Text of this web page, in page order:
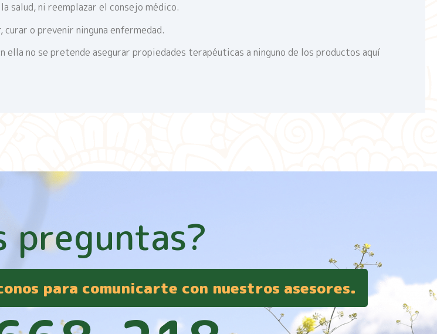
salud, ni reemplazar el consejo médico.
o prevenir ninguna enfermedad.
no se pretende asegurar propiedades terapéuticas a ninguno de los productos aquí
preguntas?
para comunicarte con nuestros asesores.